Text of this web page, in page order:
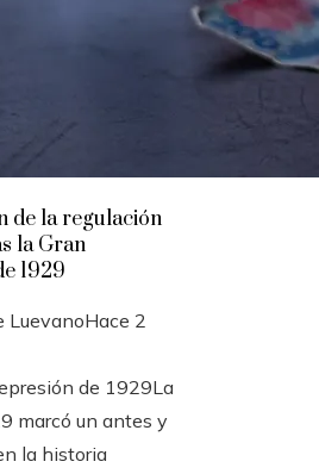
de la regulación
la Gran
1929
LuevanoHace 2
de 1929La
marcó un antes y
la historia